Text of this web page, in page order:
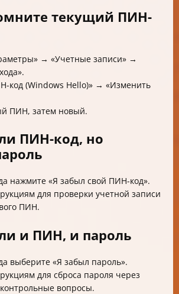
текущий ПИН-
→ «Учетные записи» →
код (Windows Hello)» → «Изменить
ПИН, затем новый.
ПИН-код, но
нажмите «Я забыл свой ПИН-код».
для проверки учетной записи
ПИН.
и ПИН, и пароль
выберите «Я забыл пароль».
для сброса пароля через
вопросы.